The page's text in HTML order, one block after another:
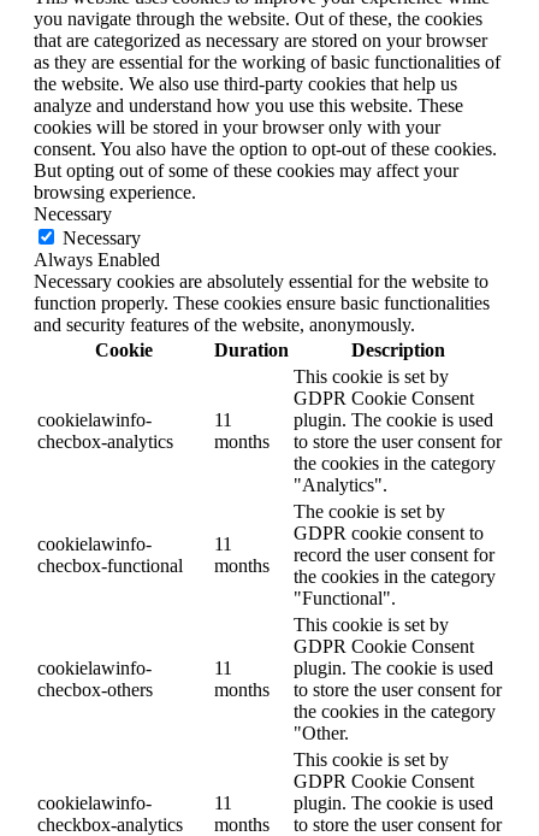
you navigate through the website. Out of these, the cookies
that are categorized as necessary are stored on your browser
as they are essential for the working of basic functionalities of
the website. We also use third-party cookies that help us
analyze and understand how you use this website. These
cookies will be stored in your browser only with your
consent. You also have the option to opt-out of these cookies.
But opting out of some of these cookies may affect your
browsing experience.
Necessary
Necessary
Always Enabled
Necessary cookies are absolutely essential for the website to
function properly. These cookies ensure basic functionalities
and security features of the website, anonymously.
Cookie
Duration Description
cookielawinfo-
checbox-analytics
11
months
This cookie is set by
GDPR Cookie Consent
plugin. The cookie is used
to store the user consent for
the cookies in the category
"Analytics".
cookielawinfo-
checbox-functional
11
months
The cookie is set by
GDPR cookie consent to
record the user consent for
the cookies in the category
"Functional".
cookielawinfo-
checbox-others
11
months
This cookie is set by
GDPR Cookie Consent
plugin. The cookie is used
to store the user consent for
the cookies in the category
"Other.
cookielawinfo-
checkbox-analytics
11
months
This cookie is set by
GDPR Cookie Consent
plugin. The cookie is used
to store the user consent for